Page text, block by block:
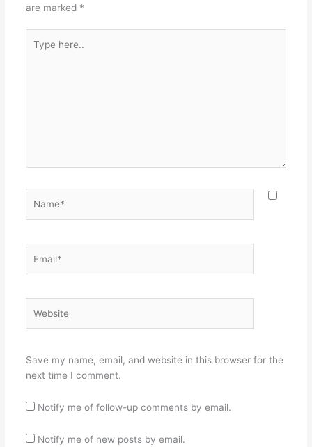
are marked *
here..
Save my name, email, and website in this browser for the
next time I comment.
Notify me of follow-up comments by email.
Notify me of new posts by email.